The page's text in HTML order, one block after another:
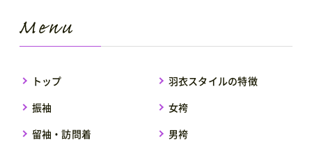
トップ
羽衣スタイルの特徴
振袖
女袴
留袖・訪問着
男袴